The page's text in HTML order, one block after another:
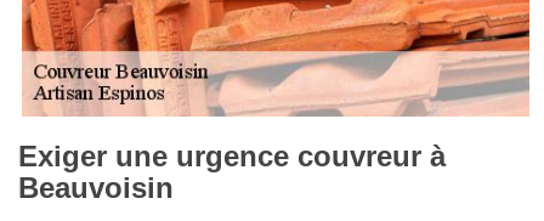
Exiger une urgence couvreur à
Beauvoisin